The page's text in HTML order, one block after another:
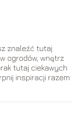
znaleźć tutaj
ogrodów, wnętrz
tutaj ciekawych
inspiracji razem